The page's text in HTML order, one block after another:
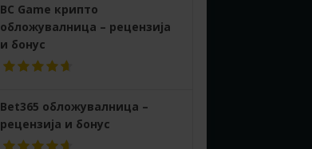
BC Game крипто
обложувалница – рецензија
и бонус
Bet365 обложувалница –
рецензија и бонус